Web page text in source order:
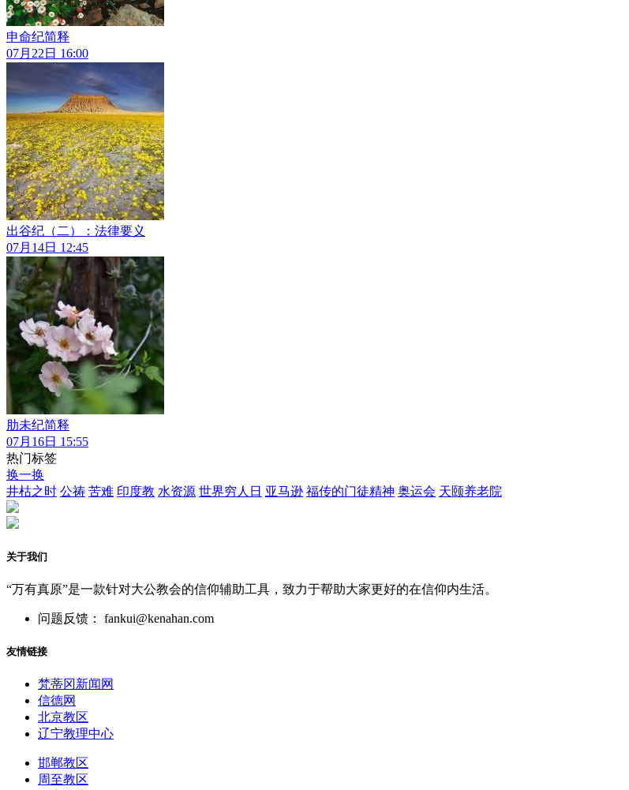
申命纪简释
07月22日 16:00
出谷纪（二）：法律要义
07月14日 12:45
肋未纪简释
07月16日 15:55
热门标签
换一换
井枯之时 公祷 苦难 印度教 水资源 世界穷人日 亚马逊 福传的门徒精神 奥运会 天颐养老院
关于我们
“万有真原”是一款针对大公教会的信仰辅助工具，致力于帮助大家更好的在信仰内生活。
问题反馈： fankui@kenahan.com
友情链接
梵蒂冈新闻网
信德网
北京教区
辽宁教理中心
邯郸教区
周至教区